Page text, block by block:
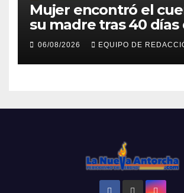
Mujer encontró el
su madre tras 40 días
búsqueda en
06/08/2026 EQUIPO DE